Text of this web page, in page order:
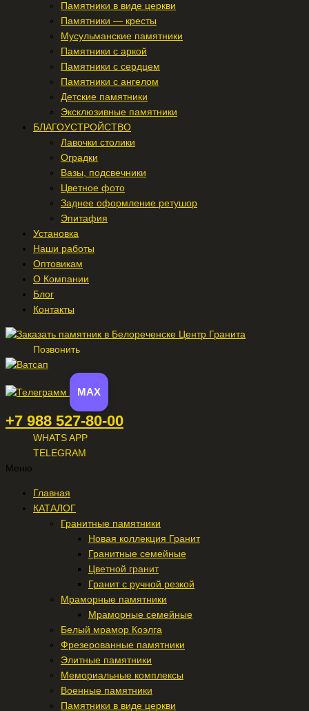
Памятники в виде церкви
Памятники — кресты
Мусульманские памятники
Памятники с аркой
Памятники с сердцем
Памятники с ангелом
Детские памятники
Эксклюзивные памятники
БЛАГОУСТРОЙСТВО
Лавочки столики
Оградки
Вазы, подсвечники
Цветное фото
Заднее оформление ретушор
Эпитафия
Установка
Наши работы
Оптовикам
О Компании
Блог
Контакты
Позвонить
MAX
+7 988 527-80-00
WHATS APP
TELEGRAM
Меню
Главная
КАТАЛОГ
Гранитные памятники
Новая коллекция Гранит
Гранитные семейные
Цветной гранит
Гранит с ручной резкой
Мраморные памятники
Мраморные семейные
Белый мрамор Коэлга
Фрезерованные памятники
Элитные памятники
Мемориальные комплексы
Военные памятники
Памятники в виде церкви